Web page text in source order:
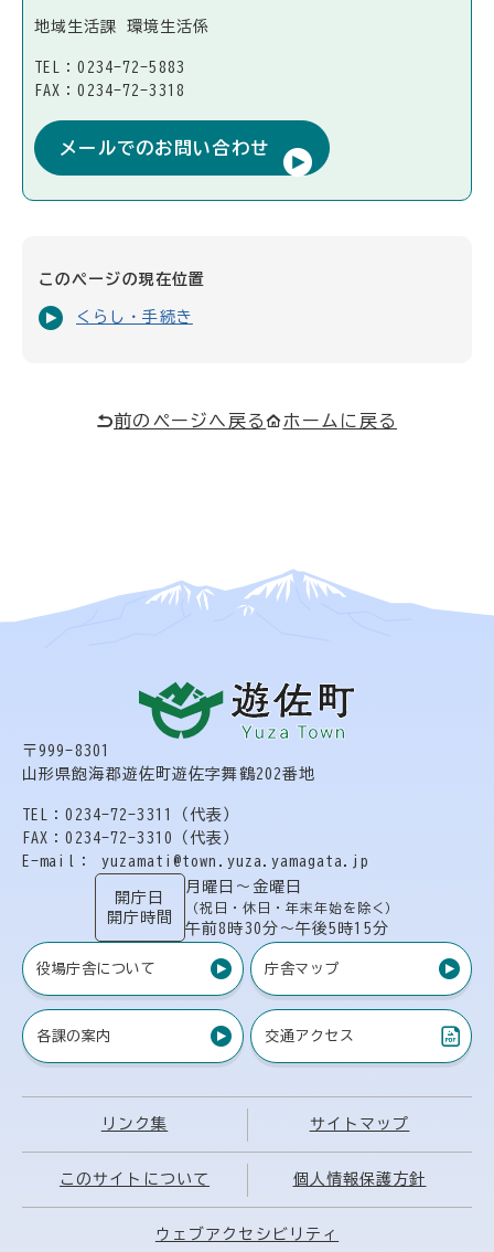
地域生活課 環境生活係
TEL：0234-72-5883
FAX：0234-72-3318
メールでのお問い合わせ
このページの現在位置
くらし・手続き
前のページへ戻る ホームに戻る
〒999-8301
山形県飽海郡遊佐町遊佐字舞鶴202番地
TEL：0234-72-3311（代表）
FAX：0234-72-3310（代表）
E-mail： yuzamati@town.yuza.yamagata.jp
開庁日
開庁時間
月曜日〜金曜日
（祝日・休日・年末年始を除く）
午前8時30分〜午後5時15分
役場庁舎について 庁舎マップ
各課の案内 交通アクセス
（PDF）
リンク集 サイトマップ
このサイトについて 個人情報保護方針
ウェブアクセシビリティ